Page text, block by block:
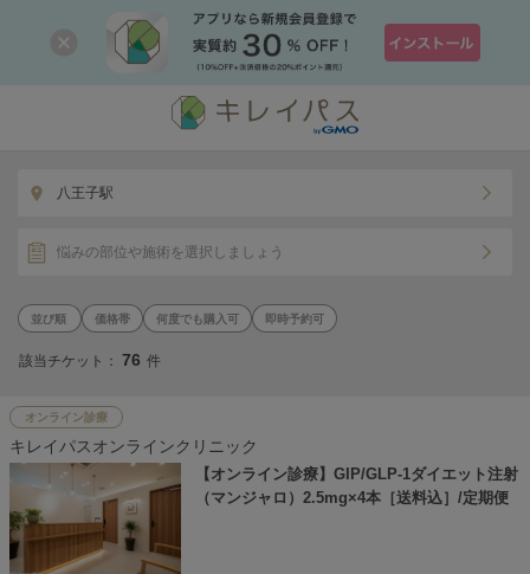
八王子駅
悩みの部位や施術を選択しましょう
価格帯 何度でも購入可 即時予約可
該当チケット： 76 件
オンライン診療
キレイパスオンラインクリニック
【オンライン診療】GIP/GLP-1ダイエット注射
（マンジャロ）2.5mg×4本［送料込］/定期便